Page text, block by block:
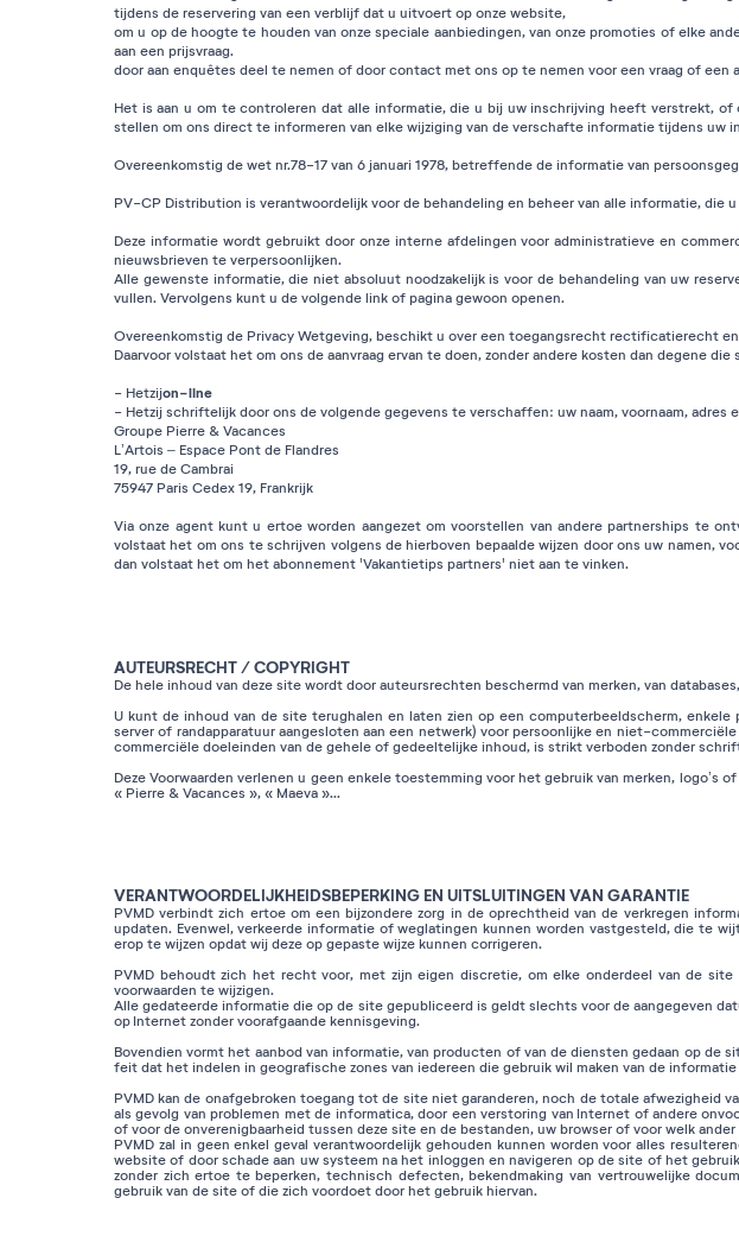
tijdens de reservering van een verblijf dat u uitvoert op onze website,
om u op de hoogte te houden van onze speciale aanbiedingen, van onze promoties of elke
aan een prijsvraag.
door aan enquêtes deel te nemen of door contact met ons op te nemen voor een vraag of een
Het is aan u om te controleren dat alle informatie, die u bij uw inschrijving heeft verstrekt,
stellen om ons direct te informeren van elke wijziging van de verschafte informatie tijdens uw
Overeenkomstig de wet nr.78-17 van 6 januari 1978, betreffende de informatie van
PV-CP Distribution is verantwoordelijk voor de behandeling en beheer van alle informatie,
Deze informatie wordt gebruikt door onze interne afdelingen voor administratieve en
nieuwsbrieven te verpersoonlijken.
Alle gewenste informatie, die niet absoluut noodzakelijk is voor de behandeling van uw
vullen. Vervolgens kunt u de volgende link of pagina gewoon openen.
Overeenkomstig de Privacy Wetgeving, beschikt u over een toegangsrecht rectificatierecht
Daarvoor volstaat het om ons de aanvraag ervan te doen, zonder andere kosten dan degene die
- Hetzijon-line
- Hetzij schriftelijk door ons de volgende gegevens te verschaffen: uw naam, voornaam, adres
Groupe Pierre & Vacances
L’Artois – Espace Pont de Flandres
19, rue de Cambrai
75947 Paris Cedex 19, Frankrijk
Via onze agent kunt u ertoe worden aangezet om voorstellen van andere partnerships te
volstaat het om ons te schrijven volgens de hierboven bepaalde wijzen door ons uw namen,
dan volstaat het om het abonnement 'Vakantietips partners' niet aan te vinken.
AUTEURSRECHT / COPYRIGHT
De hele inhoud van deze site wordt door auteursrechten beschermd van merken, van
U kunt de inhoud van de site terughalen en laten zien op een computerbeeldscherm,
server of randapparatuur aangesloten aan een netwerk) voor persoonlijke en niet-
commerciële doeleinden van de gehele of gedeeltelijke inhoud, is strikt verboden zonder
Deze Voorwaarden verlenen u geen enkele toestemming voor het gebruik van merken, logo’s
« Pierre & Vacances », « Maeva »...
VERANTWOORDELIJKHEIDSBEPERKING EN UITSLUITINGEN VAN GARANTIE
PVMD verbindt zich ertoe om een bijzondere zorg in de oprechtheid van de verkregen
updaten. Evenwel, verkeerde informatie of weglatingen kunnen worden vastgesteld, die te
erop te wijzen opdat wij deze op gepaste wijze kunnen corrigeren.
PVMD behoudt zich het recht voor, met zijn eigen discretie, om elke onderdeel van de
voorwaarden te wijzigen.
Alle gedateerde informatie die op de site gepubliceerd is geldt slechts voor de aangegeven
op Internet zonder voorafgaande kennisgeving.
Bovendien vormt het aanbod van informatie, van producten of van de diensten gedaan op
feit dat het indelen in geografische zones van iedereen die gebruik wil maken van de
PVMD kan de onafgebroken toegang tot de site niet garanderen, noch de totale
als gevolg van problemen met de informatica, door een verstoring van Internet of andere
of voor de onverenigbaarheid tussen deze site en de bestanden, uw browser of voor welk
PVMD zal in geen enkel geval verantwoordelijk gehouden kunnen worden voor alles
website of door schade aan uw systeem na het inloggen en navigeren op de site of het
zonder zich ertoe te beperken, technisch defecten, bekendmaking van vertrouwelijke
gebruik van de site of die zich voordoet door het gebruik hiervan.